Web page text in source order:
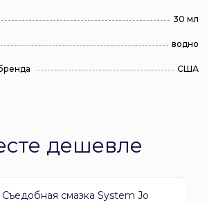
30 мл
водно
США
дешевле
Съедобная смазка System Jo